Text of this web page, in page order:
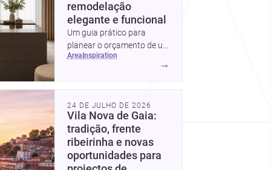
remodelação
elegante e funcional
Um guia prático para
planear o orçamento de um
quarto de vestir em
Portugal, com intervalos de
inteligentes e despesas
escondidas.
area inspiration
→
24 DE JULHO DE 2026
Vila Nova de Gaia:
tradição, frente
ribeirinha e novas
oportunidades para